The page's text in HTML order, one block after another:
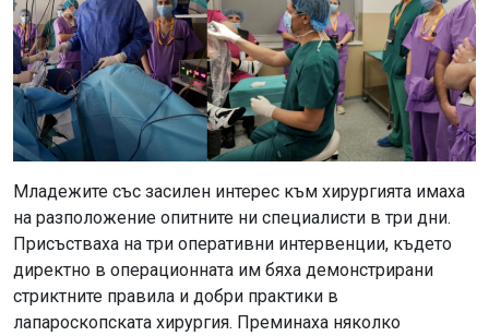
Младежите със засилен интерес към хирургията имаха
на разположение опитните ни специалисти в три дни.
Присъстваха на три оперативни интервенции, където
директно в операционната им бяха демонстрирани
стриктните правила и добри практики в
лапароскопската хирургия. Преминаха няколко